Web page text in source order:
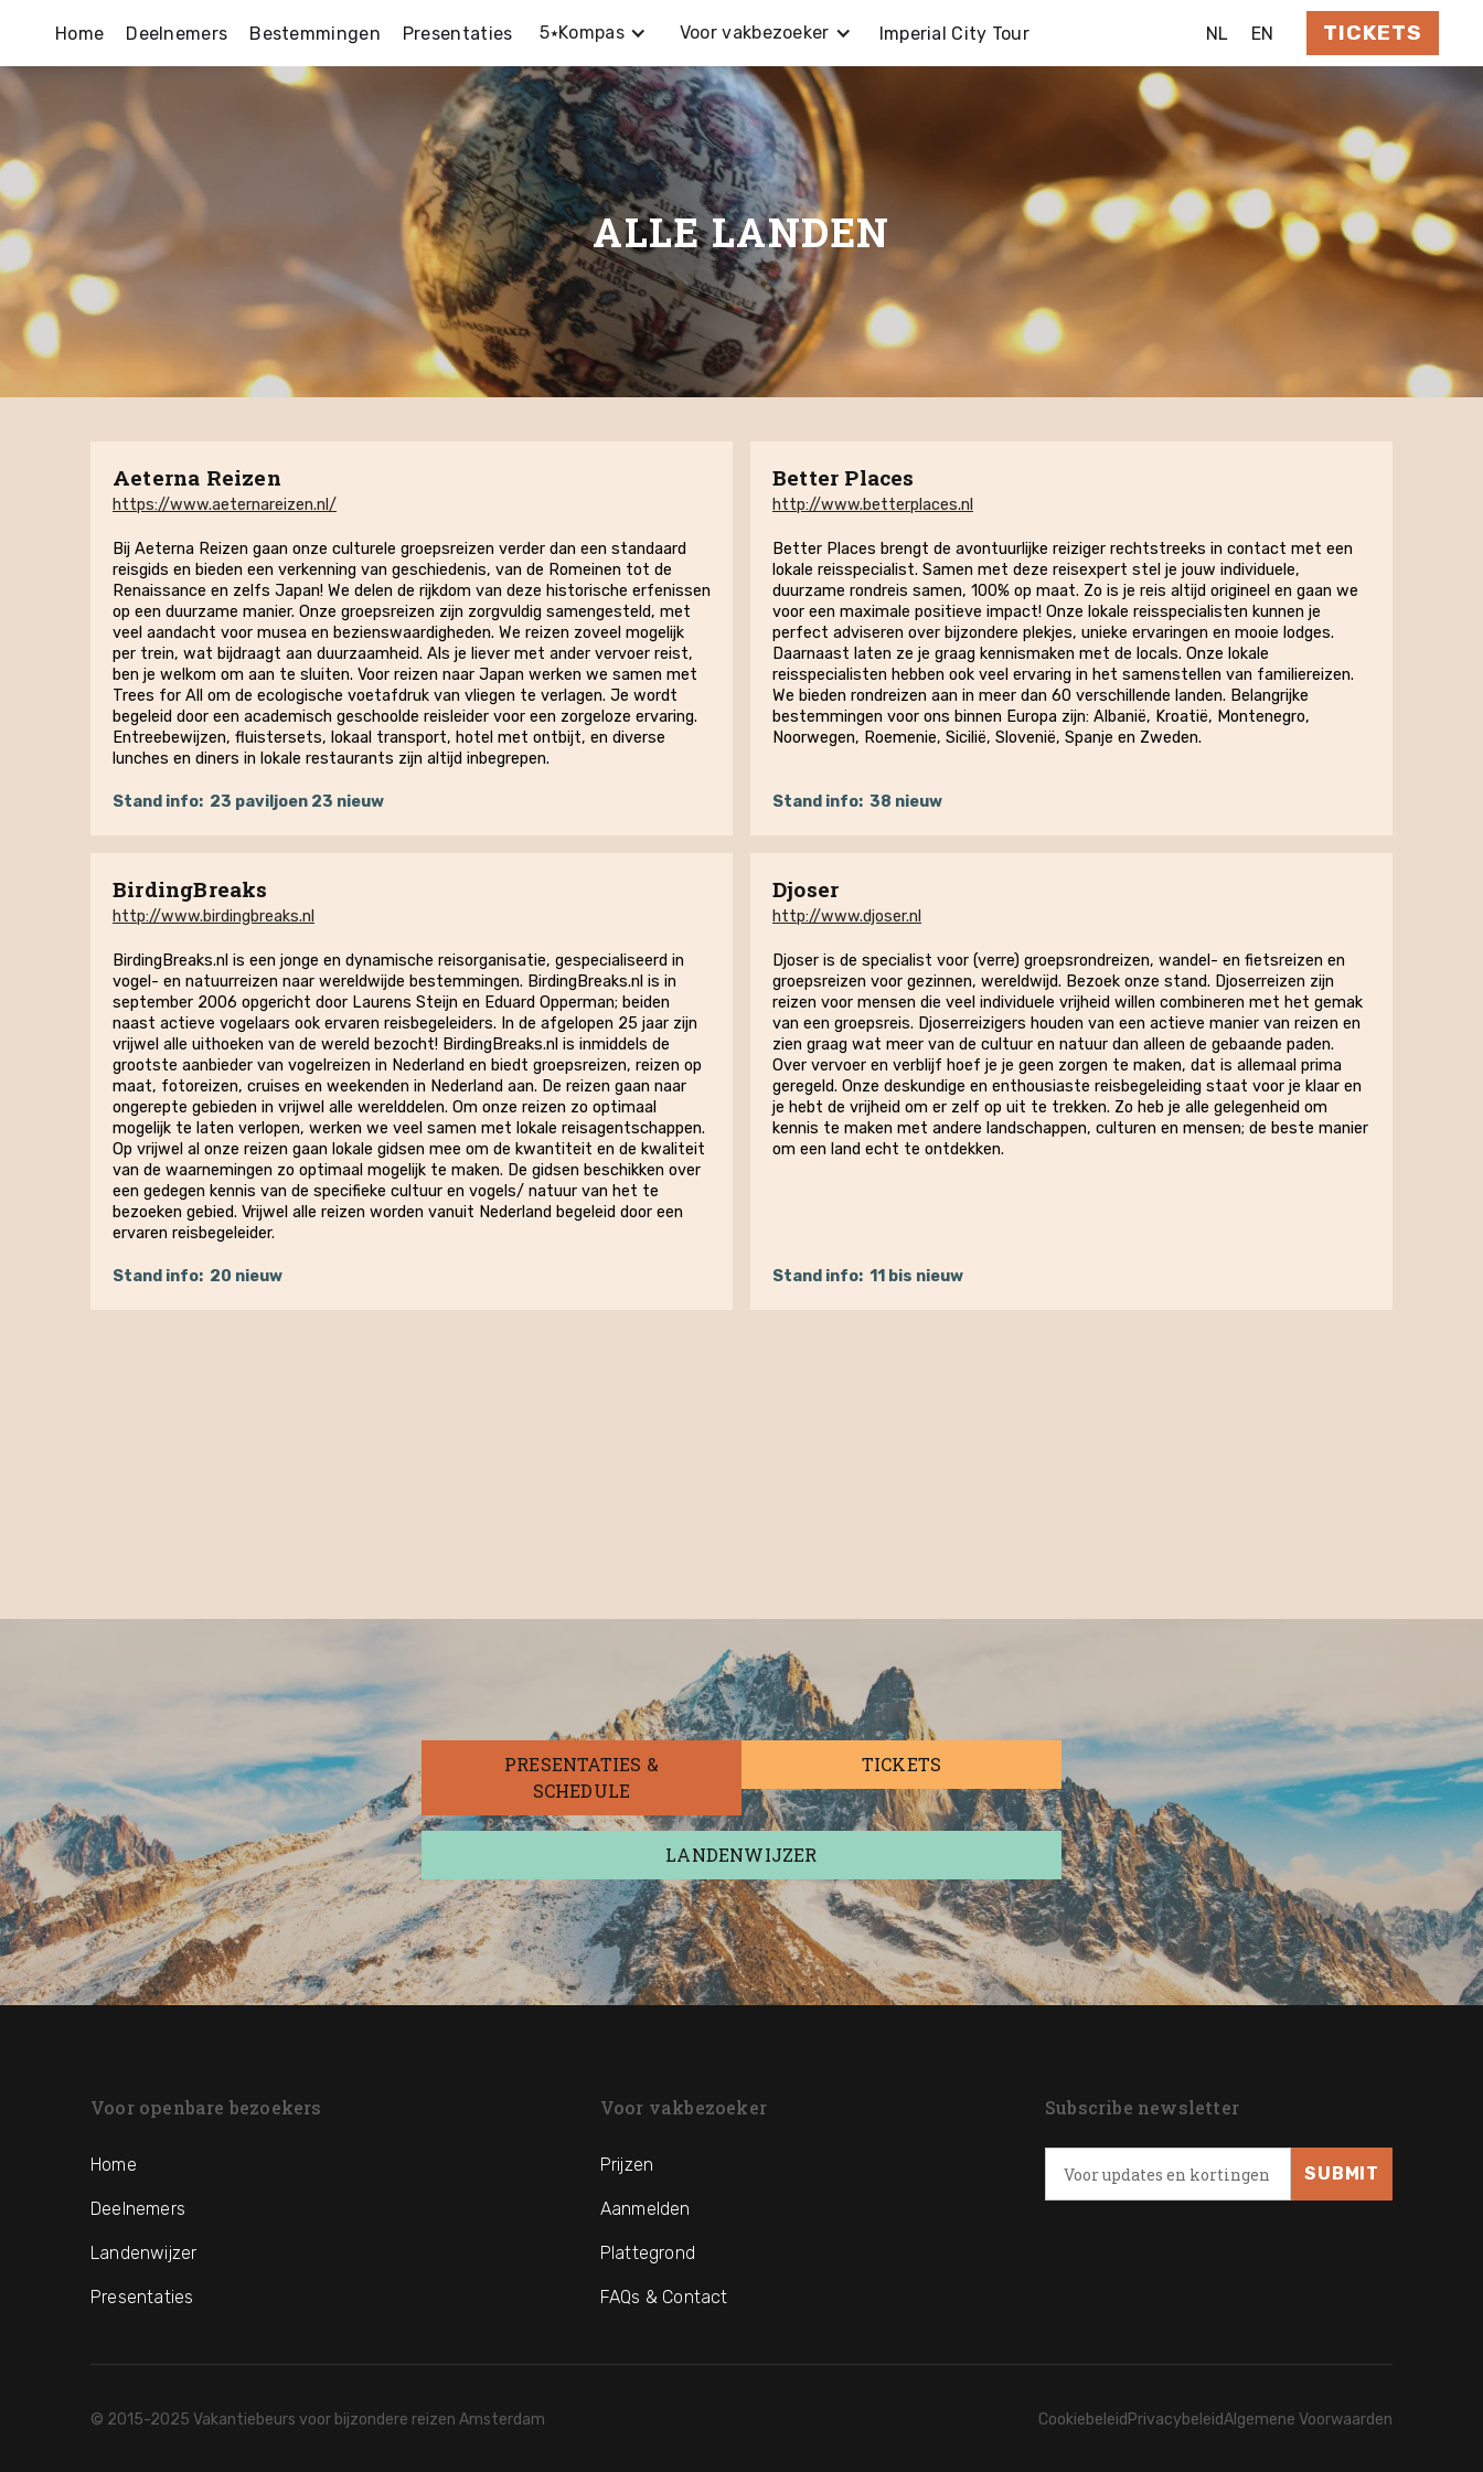
Home Deelnemers Bestemmingen Presentaties 5⭑Kompas Voor vakbezoeker Imperial City Tour NL EN TICKETS
ALLE LANDEN
Aeterna Reizen
https://www.aeternareizen.nl/
Bij Aeterna Reizen gaan onze culturele groepsreizen verder dan een standaard
reisgids en bieden een verkenning van geschiedenis, van de Romeinen tot de
Renaissance en zelfs Japan! We delen de rijkdom van deze historische erfenissen
op een duurzame manier. Onze groepsreizen zijn zorgvuldig samengesteld, met
veel aandacht voor musea en bezienswaardigheden. We reizen zoveel mogelijk
per trein, wat bijdraagt aan duurzaamheid. Als je liever met ander vervoer reist,
ben je welkom om aan te sluiten. Voor reizen naar Japan werken we samen met
Trees for All om de ecologische voetafdruk van vliegen te verlagen. Je wordt
begeleid door een academisch geschoolde reisleider voor een zorgeloze ervaring.
Entreebewijzen, fluistersets, lokaal transport, hotel met ontbijt, en diverse
lunches en diners in lokale restaurants zijn altijd inbegrepen.
Stand info: 23 paviljoen 23 nieuw
Better Places
http://www.betterplaces.nl
Better Places brengt de avontuurlijke reiziger rechtstreeks in contact met een
lokale reisspecialist. Samen met deze reisexpert stel je jouw individuele,
duurzame rondreis samen, 100% op maat. Zo is je reis altijd origineel en gaan we
voor een maximale positieve impact! Onze lokale reisspecialisten kunnen je
perfect adviseren over bijzondere plekjes, unieke ervaringen en mooie lodges.
Daarnaast laten ze je graag kennismaken met de locals. Onze lokale
reisspecialisten hebben ook veel ervaring in het samenstellen van familiereizen.
We bieden rondreizen aan in meer dan 60 verschillende landen. Belangrijke
bestemmingen voor ons binnen Europa zijn: Albanië, Kroatië, Montenegro,
Noorwegen, Roemenie, Sicilië, Slovenië, Spanje en Zweden.
Stand info: 38 nieuw
BirdingBreaks
http://www.birdingbreaks.nl
BirdingBreaks.nl is een jonge en dynamische reisorganisatie, gespecialiseerd in
vogel- en natuurreizen naar wereldwijde bestemmingen. BirdingBreaks.nl is in
september 2006 opgericht door Laurens Steijn en Eduard Opperman; beiden
naast actieve vogelaars ook ervaren reisbegeleiders. In de afgelopen 25 jaar zijn
vrijwel alle uithoeken van de wereld bezocht! BirdingBreaks.nl is inmiddels de
grootste aanbieder van vogelreizen in Nederland en biedt groepsreizen, reizen op
maat, fotoreizen, cruises en weekenden in Nederland aan. De reizen gaan naar
ongerepte gebieden in vrijwel alle werelddelen. Om onze reizen zo optimaal
mogelijk te laten verlopen, werken we veel samen met lokale reisagentschappen.
Op vrijwel al onze reizen gaan lokale gidsen mee om de kwantiteit en de kwaliteit
van de waarnemingen zo optimaal mogelijk te maken. De gidsen beschikken over
een gedegen kennis van de specifieke cultuur en vogels/ natuur van het te
bezoeken gebied. Vrijwel alle reizen worden vanuit Nederland begeleid door een
ervaren reisbegeleider.
Stand info: 20 nieuw
Djoser
http://www.djoser.nl
Djoser is de specialist voor (verre) groepsrondreizen, wandel- en fietsreizen en
groepsreizen voor gezinnen, wereldwijd. Bezoek onze stand. Djoserreizen zijn
reizen voor mensen die veel individuele vrijheid willen combineren met het gemak
van een groepsreis. Djoserreizigers houden van een actieve manier van reizen en
zien graag wat meer van de cultuur en natuur dan alleen de gebaande paden.
Over vervoer en verblijf hoef je je geen zorgen te maken, dat is allemaal prima
geregeld. Onze deskundige en enthousiaste reisbegeleiding staat voor je klaar en
je hebt de vrijheid om er zelf op uit te trekken. Zo heb je alle gelegenheid om
kennis te maken met andere landschappen, culturen en mensen; de beste manier
om een land echt te ontdekken.
Stand info: 11 bis nieuw
PRESENTATIES &
SCHEDULE
TICKETS
LANDENWIJZER
Voor openbare bezoekers
Home
Deelnemers
Landenwijzer
Presentaties
Voor vakbezoeker
Prijzen
Aanmelden
Plattegrond
FAQs & Contact
Subscribe newsletter
© 2015-2025 Vakantiebeurs voor bijzondere reizen Amsterdam Cookiebeleid PrivacybeleidAlgemene Voorwaarden